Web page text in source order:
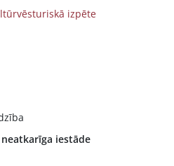
izpēte
iestāde